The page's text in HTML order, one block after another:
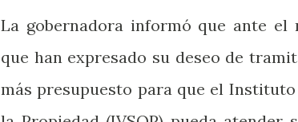
La gobernadora informó que ante el
que han expresado su deseo de
más presupuesto para que el